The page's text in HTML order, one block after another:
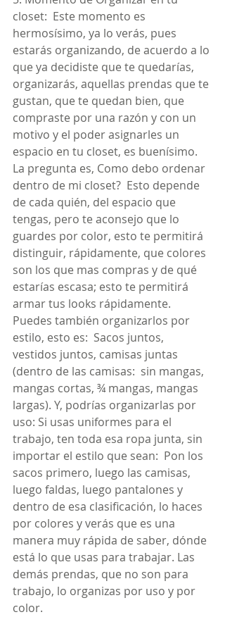
closet:  Este momento es
hermosísimo, ya lo verás, pues
estarás organizando, de acuerdo a lo
que ya decidiste que te quedarías,
organizarás, aquellas prendas que te
gustan, que te quedan bien, que
compraste por una razón y con un
motivo y el poder asignarles un
espacio en tu closet, es buenísimo.
La pregunta es, Como debo ordenar
dentro de mi closet?  Esto depende
de cada quién, del espacio que
tengas, pero te aconsejo que lo
guardes por color, esto te permitirá
distinguir, rápidamente, que colores
son los que mas compras y de qué
estarías escasa; esto te permitirá
armar tus looks rápidamente.
Puedes también organizarlos por
estilo, esto es:  Sacos juntos,
vestidos juntos, camisas juntas
(dentro de las camisas:  sin mangas,
mangas cortas, ¾ mangas, mangas
largas). Y, podrías organizarlas por
uso: Si usas uniformes para el
trabajo, ten toda esa ropa junta, sin
importar el estilo que sean:  Pon los
sacos primero, luego las camisas,
luego faldas, luego pantalones y
dentro de esa clasificación, lo haces
por colores y verás que es una
manera muy rápida de saber, dónde
está lo que usas para trabajar. Las
demás prendas, que no son para
trabajo, lo organizas por uso y por
color.